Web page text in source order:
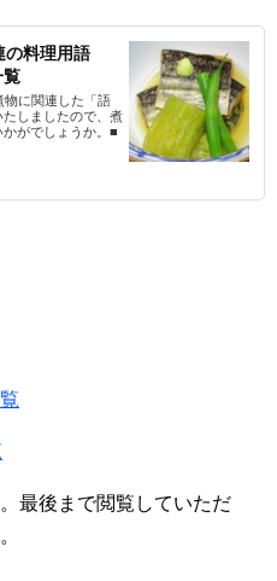
の料理用語
覧
物に関連した「語
しましたので、煮
がでしょうか。■
最後まで閲覧していただ